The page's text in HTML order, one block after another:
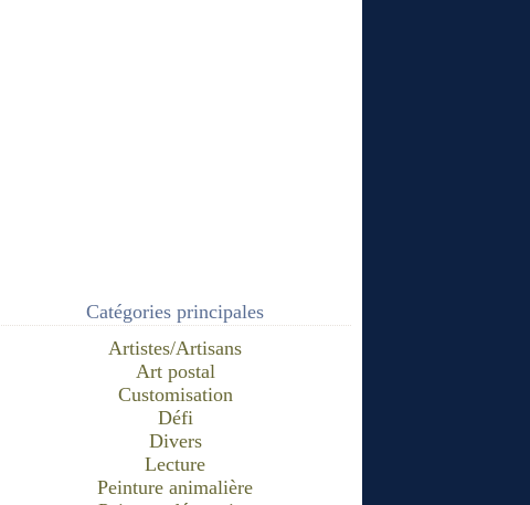
Catégories principales
Artistes/Artisans
Art postal
Customisation
Défi
Divers
Lecture
Peinture animalière